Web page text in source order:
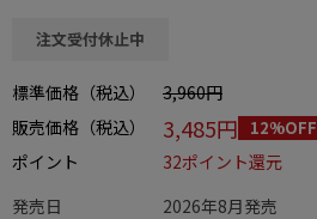
この商品をシェアする
注文受付休止中
標準価格（税込）
3,960円
販売価格（税込）
3,485円 12%OFF
ポイント
32ポイント還元
発売日
2026年8月発売